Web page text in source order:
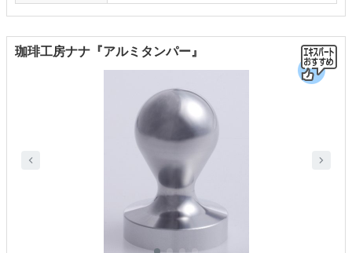
珈琲工房ナナ『アルミタンパー』